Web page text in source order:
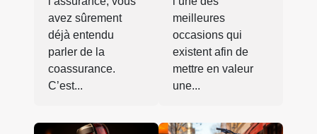
avez sûrement
déjà entendu
parler de la
coassurance.
C’est...
meilleures
occasions qui
existent afin de
mettre en valeur
une...